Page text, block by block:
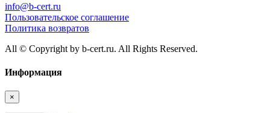
info@b-cert.ru
Пользовательское соглашение
Политика возвратов
All © Copyright by b-cert.ru. All Rights Reserved.
Информация
×